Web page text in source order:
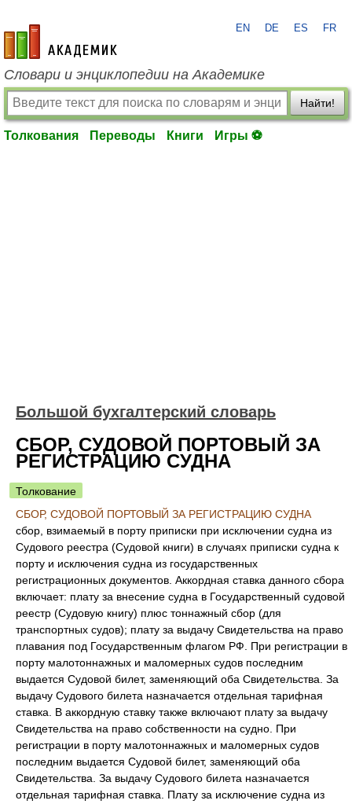
academic.ru
EN DE ES FR
Словари и энциклопедии на Академике
Найти!
Толкования Переводы Книги Игры ⚽
Большой бухгалтерский словарь
СБОР, СУДОВОЙ ПОРТОВЫЙ ЗА
РЕГИСТРАЦИЮ СУДНА
Толкование
СБОР, СУДОВОЙ ПОРТОВЫЙ ЗА РЕГИСТРАЦИЮ СУДНА
сбор, взимаемый в порту приписки при исключении судна из
Судового реестра (Судовой книги) в случаях приписки судна к
порту и исключения судна из государственных
регистрационных документов. Аккордная ставка данного сбора
включает: плату за внесение судна в Государственный судовой
реестр (Судовую книгу) плюс тоннажный сбор (для
транспортных судов); плату за выдачу Свидетельства на право
плавания под Государственным флагом РФ. При регистрации в
порту малотоннажных и маломерных судов последним
выдается Судовой билет, заменяющий оба Свидетельства. За
выдачу Судового билета назначается отдельная тарифная
ставка. В аккордную ставку также включают плату за выдачу
Свидетельства на право собственности на судно. При
регистрации в порту малотоннажных и маломерных судов
последним выдается Судовой билет, заменяющий оба
Свидетельства. За выдачу Судового билета назначается
отдельная тарифная ставка. Плату за исключение судна из